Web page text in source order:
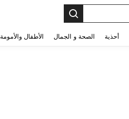
أحذية الصحة و الجمال الأطفال والأمومة